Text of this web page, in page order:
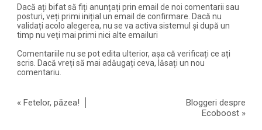
Dacă ați bifat să fiți anunțați prin email de noi comentarii sau
posturi, veți primi inițial un email de confirmare. Dacă nu
validați acolo alegerea, nu se va activa sistemul și după un
timp nu veți mai primi nici alte emailuri
Comentariile nu se pot edita ulterior, așa că verificați ce ați
scris. Dacă vreți să mai adăugați ceva, lăsați un nou
comentariu.
«Fetelor, păzea!
Bloggeri despre
Ecoboost »